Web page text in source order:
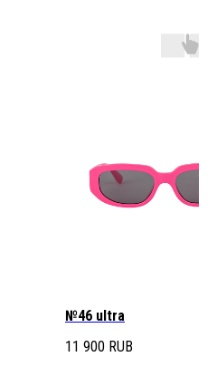
№46 ultra
11 900 RUB